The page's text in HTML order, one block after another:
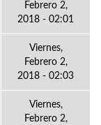
Febrero 2,
2018 - 02:01
Viernes,
Febrero 2,
2018 - 02:03
Viernes,
Febrero 2,